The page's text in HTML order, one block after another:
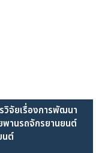
วิจัยเรื่องการพัฒนา
พานรถจักรยานยนต์
นต์